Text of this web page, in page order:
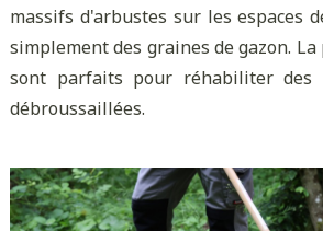
massifs d'arbustes sur les espaces
simplement des graines de gazon.
sont parfaits pour réhabiliter des
débroussaillées.